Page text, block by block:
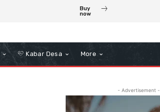
Buy
now
Kabar Desa More
- Advertisement -